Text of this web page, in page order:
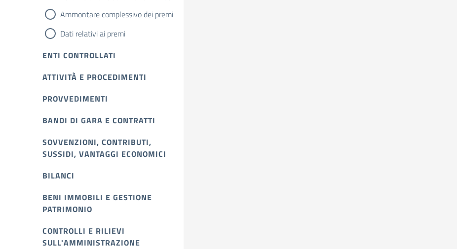
Ammontare complessivo dei premi
Dati relativi ai premi
ENTI CONTROLLATI
ATTIVITÀ E PROCEDIMENTI
PROVVEDIMENTI
BANDI DI GARA E CONTRATTI
SOVVENZIONI, CONTRIBUTI,
SUSSIDI, VANTAGGI ECONOMICI
BILANCI
BENI IMMOBILI E GESTIONE
PATRIMONIO
CONTROLLI E RILIEVI
SULL'AMMINISTRAZIONE